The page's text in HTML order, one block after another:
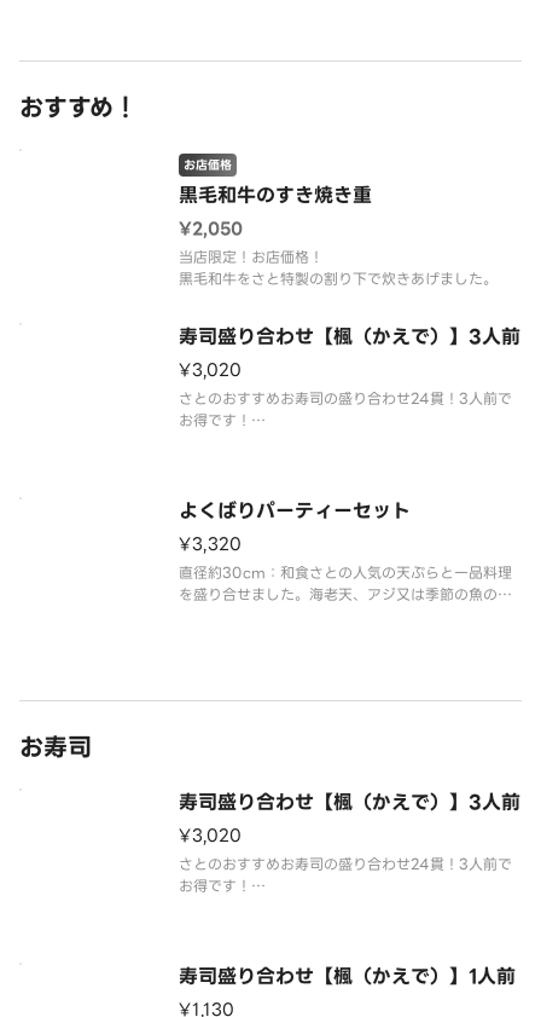
おすすめ！
黒⽑和⽜のすき焼き重
お店価格
¥2,050
当店限定！お店価格！
黒毛和牛をさと特製の割り下で炊きあげました。
寿司盛り合わせ【楓（かえで）】3人前
¥3,020
さとのおすすめお寿司の盛り合わせ24貫！3人前で
お得です！
よくばりパーティーセット
¥3,320
直径約30cm：和食さとの人気の天ぷらと一品料理
を盛り合せました。海老天、アジ又は季節の魚の天
お寿司
寿司盛り合わせ【楓（かえで）】3人前
¥3,020
さとのおすすめお寿司の盛り合わせ24貫！3人前で
お得です！
寿司盛り合わせ【楓（かえで）】1人前
¥1,130